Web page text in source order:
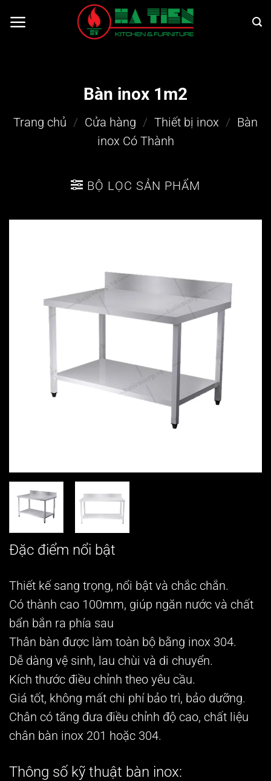
qua
Bàn inox 1m2
Trang chủ / Cửa hàng / Thiết bị inox / Bàn
inox Có Thành
BỘ LỌC SẢN PHẨM
Đặc điểm nổi bật
Thiết kế sang trọng, nổi bật và chắc chắn.
Có thành cao 100mm, giúp ngăn nước và chất
bẩn bắn ra phía sau
Thân bàn được làm toàn bộ bằng inox 304.
Dễ dàng vệ sinh, lau chùi và di chuyển.
Kích thước điều chỉnh theo yêu cầu.
Giá tốt, không mất chi phí bảo trì, bảo dưỡng.
Chân có tăng đưa điều chỉnh độ cao, chất liệu
chân bàn inox 201 hoặc 304.
Thông số kỹ thuật bàn inox: